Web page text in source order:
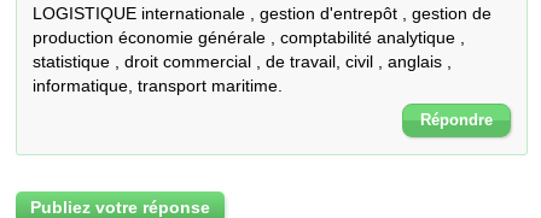
LOGISTIQUE internationale , gestion d'entrepôt , gestion de
production économie générale , comptabilité analytique ,
statistique , droit commercial , de travail, civil , anglais ,
informatique, transport maritime.
Répondre
Publiez votre réponse